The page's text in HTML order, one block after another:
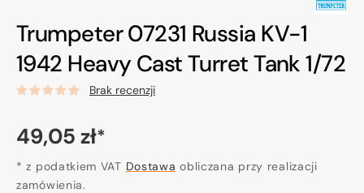
Trumpeter 07231 Russia KV-1
1942 Heavy Cast Turret Tank 1/72
Brak recenzji
Cena
regularna
49,05 zł*
* z podatkiem VAT Dostawa obliczana przy realizacji
zamówienia.